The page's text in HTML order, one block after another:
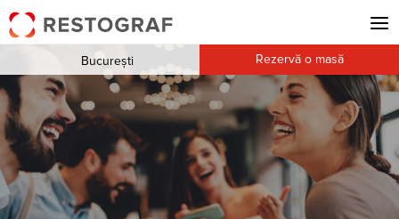
București Rezervă o masă